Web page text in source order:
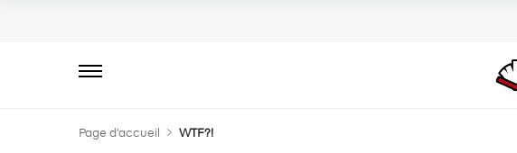
Menu
Page d’accueil WTF?!